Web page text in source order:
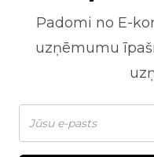
Padomi no E-
uzņēmumu